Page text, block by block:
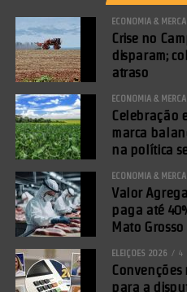
ECONOMIA &
Crise no
disparam;
atraso
ECONOMIA &
Celebração
marca
na política
ECONOMIA &
Valor
paga até
Mato Grosso
ELEIÇÕES 2026 4
para a